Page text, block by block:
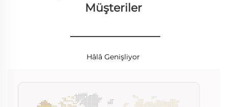
Müşteriler
________________
Hâlâ Genişliyor